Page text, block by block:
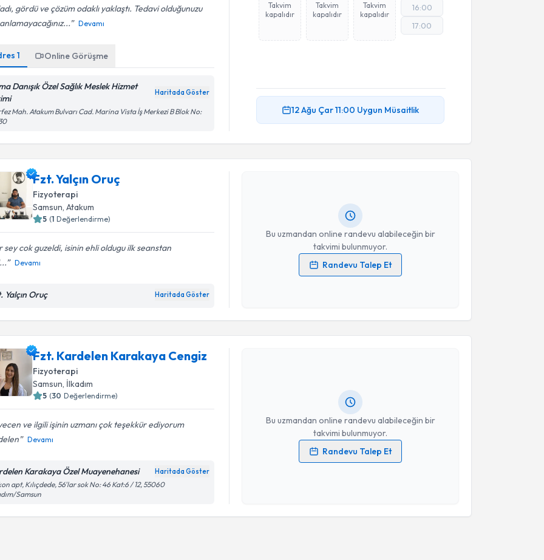
gördü ve çözüm odaklı yaklaştı. Tedavi olduğunuzu
Devamı
1 Online Görüşme
Danışık Özel Sağlık Meslek Hizmet
Haritada Göster
Mah. Atakum Bulvarı Cad. Marina Vista İş Merkezi B Blok No:
Takvim
kapalıdır
Takvim
kapalıdır
Takvim
kapalıdır
16:00
17:00
12 Ağu Çar11:00 Uygun Müsaitlik
Fzt. Yalçın Oruç
Fizyoterapi
Samsun, Atakum
5 (1 Değerlendirme)
sey cok guzeldi, isinin ehli oldugu ilk seanstan
Devamı
Yalçın Oruç Haritada Göster
Bu uzmandan online randevu alabileceğin bir
takvimi bulunmuyor.
Randevu Talep Et
Randevu Takvimi Talebi
Kişisel verilerimin işlenmesine ilişkinAydınlatma Metni
Takvim Talebini Gönder
Fzt. Kardelen Karakaya Cengiz
Fizyoterapi
Samsun, İlkadım
5 (30 Değerlendirme)
ve ilgili işinin uzmanı çok teşekkür ediyorum
Devamı
Karakaya Özel Muayenehanesi Haritada Göster
apt, Kılıçdede, 56'lar sok No: 46 Kat:6 / 12, 55060
Samsun
Bu uzmandan online randevu alabileceğin bir
takvimi bulunmuyor.
Randevu Talep Et
Kişisel verilerimin işlenmesine ilişkinAydınlatma Metni